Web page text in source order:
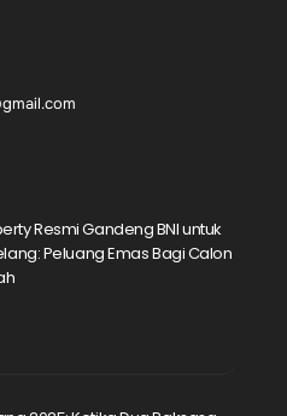
Resmi Gandeng BNI untuk
Peluang Emas Bagi Calon